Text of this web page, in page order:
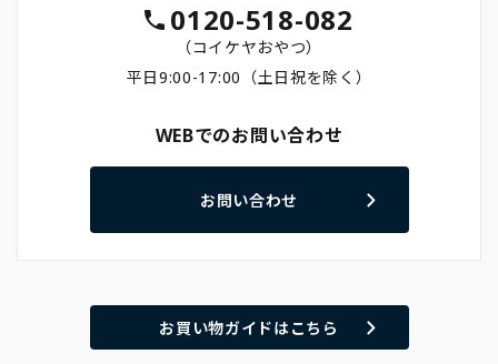
0120-518-082
（コイケヤおやつ）
平日9:00-17:00（土日祝を除く）
WEBでのお問い合わせ
お問い合わせ
お買い物ガイドはこちら